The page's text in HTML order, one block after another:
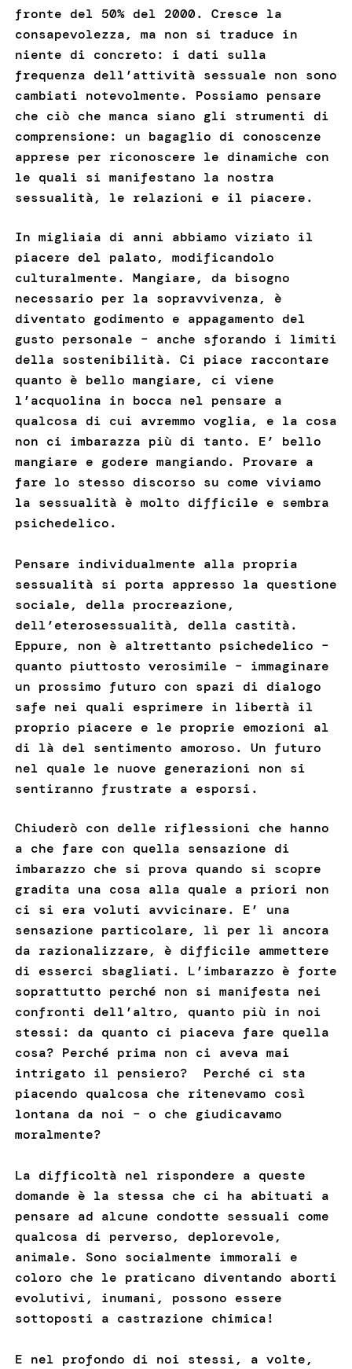
fronte del 50% del 2000. Cresce la
consapevolezza, ma non si traduce in
niente di concreto: i dati sulla
frequenza dell’attività sessuale non sono
cambiati notevolmente. Possiamo pensare
che ciò che manca siano gli strumenti di
comprensione: un bagaglio di conoscenze
apprese per riconoscere le dinamiche con
le quali si manifestano la nostra
sessualità, le relazioni e il piacere.
In migliaia di anni abbiamo viziato il
piacere del palato, modificandolo
culturalmente. Mangiare, da bisogno
necessario per la sopravvivenza, è
diventato godimento e appagamento del
gusto personale – anche sforando i limiti
della sostenibilità. Ci piace raccontare
quanto è bello mangiare, ci viene
l’acquolina in bocca nel pensare a
qualcosa di cui avremmo voglia, e la cosa
non ci imbarazza più di tanto. E’ bello
mangiare e godere mangiando. Provare a
fare lo stesso discorso su come viviamo
la sessualità è molto difficile e sembra
psichedelico.
Pensare individualmente alla propria
sessualità si porta appresso la questione
sociale, della procreazione,
dell’eterosessualità, della castità.
Eppure, non è altrettanto psichedelico –
quanto piuttosto verosimile – immaginare
un prossimo futuro con spazi di dialogo
safe nei quali esprimere in libertà il
proprio piacere e le proprie emozioni al
di là del sentimento amoroso. Un futuro
nel quale le nuove generazioni non si
sentiranno frustrate a esporsi.
Chiuderò con delle riflessioni che hanno
a che fare con quella sensazione di
imbarazzo che si prova quando si scopre
gradita una cosa alla quale a priori non
ci si era voluti avvicinare. E’ una
sensazione particolare, lì per lì ancora
da razionalizzare, è difficile ammettere
di esserci sbagliati. L’imbarazzo è forte
soprattutto perché non si manifesta nei
confronti dell’altro, quanto più in noi
stessi: da quanto ci piaceva fare quella
cosa? Perché prima non ci aveva mai
intrigato il pensiero? Perché ci sta
piacendo qualcosa che ritenevamo così
lontana da noi – o che giudicavamo
moralmente?
La difficoltà nel rispondere a queste
domande è la stessa che ci ha abituati a
pensare ad alcune condotte sessuali come
qualcosa di perverso, deplorevole,
animale. Sono socialmente immorali e
coloro che le praticano diventando aborti
evolutivi, inumani, possono essere
sottoposti a castrazione chimica!
E nel profondo di noi stessi, a volte,